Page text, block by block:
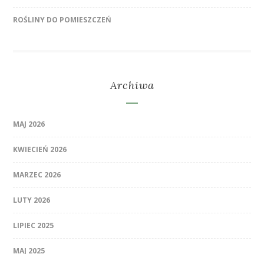
ROŚLINY DO POMIESZCZEŃ
Archiwa
MAJ 2026
KWIECIEŃ 2026
MARZEC 2026
LUTY 2026
LIPIEC 2025
MAJ 2025